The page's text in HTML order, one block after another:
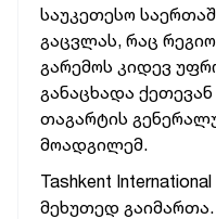
საუკეთესო
გაცვლას, რაც
გარემოს კიდევ
განაცხადა
თაგარტის
მოადგილემ.
Tashkent
მეხუთედ